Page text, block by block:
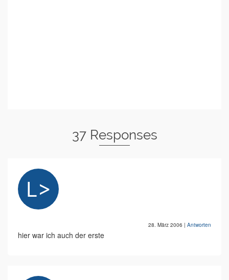
37 Responses
28. März 2006 | Antworten
hier war ich auch der erste